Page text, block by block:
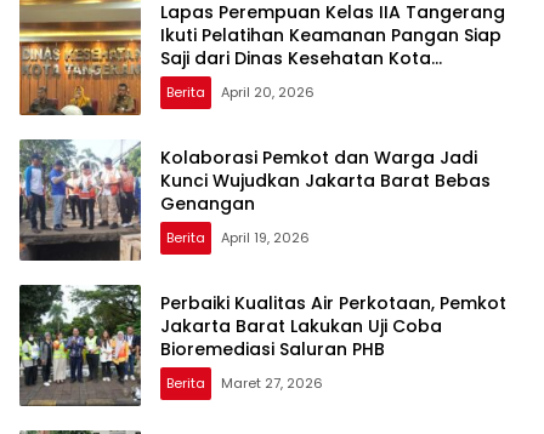
Lapas Perempuan Kelas IIA Tangerang
Ikuti Pelatihan Keamanan Pangan Siap
Saji dari Dinas Kesehatan Kota
Tangerang
Berita April 20, 2026
Kolaborasi Pemkot dan Warga Jadi
Kunci Wujudkan Jakarta Barat Bebas
Genangan
Berita April 19, 2026
Perbaiki Kualitas Air Perkotaan, Pemkot
Jakarta Barat Lakukan Uji Coba
Bioremediasi Saluran PHB
Berita Maret 27, 2026